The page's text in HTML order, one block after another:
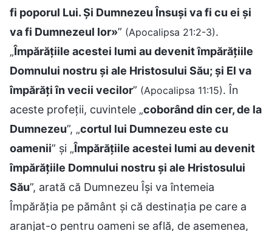
fi poporul Lui. Și Dumnezeu Însuși va fi cu ei și
va fi Dumnezeul lor»” (Apocalipsa 21:2-3).
„Împărățiile acestei lumi au devenit împărățiile
Domnului nostru și ale Hristosului Său; și El va
împărăți în vecii vecilor” (Apocalipsa 11:15). În
aceste profeții, cuvintele „coborând din cer, de la
Dumnezeu”, „cortul lui Dumnezeu este cu
oamenii” și „Împărățiile acestei lumi au devenit
împărățiile Domnului nostru și ale Hristosului
Său”, arată că Dumnezeu Își va întemeia
Împărăția pe pământ și că destinația pe care a
aranjat-o pentru oameni se află, de asemenea,